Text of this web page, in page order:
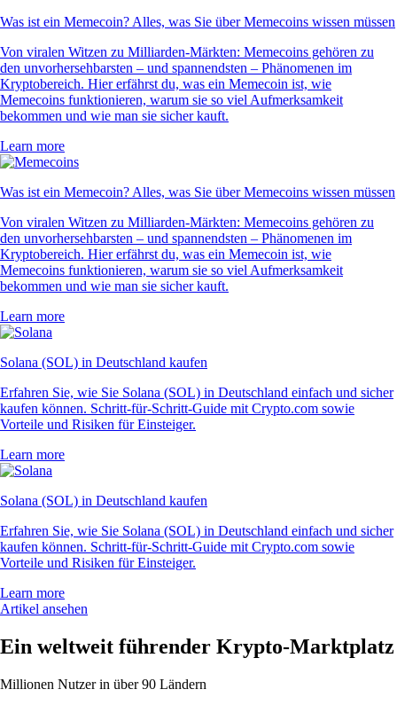
Was ist ein Memecoin? Alles, was Sie über Memecoins wissen müssen
Von viralen Witzen zu Milliarden-Märkten: Memecoins gehören zu
den unvorhersehbarsten – und spannendsten – Phänomenen im
Kryptobereich. Hier erfährst du, was ein Memecoin ist, wie
Memecoins funktionieren, warum sie so viel Aufmerksamkeit
bekommen und wie man sie sicher kauft.
Learn more
Was ist ein Memecoin? Alles, was Sie über Memecoins wissen müssen
Von viralen Witzen zu Milliarden-Märkten: Memecoins gehören zu
den unvorhersehbarsten – und spannendsten – Phänomenen im
Kryptobereich. Hier erfährst du, was ein Memecoin ist, wie
Memecoins funktionieren, warum sie so viel Aufmerksamkeit
bekommen und wie man sie sicher kauft.
Learn more
Solana (SOL) in Deutschland kaufen
Erfahren Sie, wie Sie Solana (SOL) in Deutschland einfach und sicher
kaufen können. Schritt-für-Schritt-Guide mit Crypto.com sowie
Vorteile und Risiken für Einsteiger.
Learn more
Solana (SOL) in Deutschland kaufen
Erfahren Sie, wie Sie Solana (SOL) in Deutschland einfach und sicher
kaufen können. Schritt-für-Schritt-Guide mit Crypto.com sowie
Vorteile und Risiken für Einsteiger.
Learn more
Artikel ansehen
Ein weltweit führender Krypto-Marktplatz
Millionen Nutzer in über 90 Ländern